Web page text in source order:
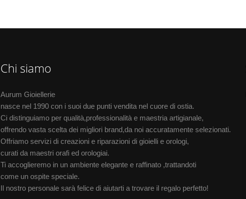
Chi siamo
Aurum Gioiellerie
nasce nel 1990 con i suoi due punti vendita nel cuore di ostia.
Ci distinguiamo per qualità,professionalità e maestria artigianale,
offrendo vasta scelta dei migliori brand,da noi accuratamente selezionati.
Offriamo servizi di creazioni e riparazioni di gioielli e orologi,
curati da maestri orafi ed orologiai.
Ti accoglieremo in un ambiente elegante e raffinato ,trattandoti
come un ospite speciale.
Il nostro personale sarà felice di aiutarti a trovare il regalo perfetto!